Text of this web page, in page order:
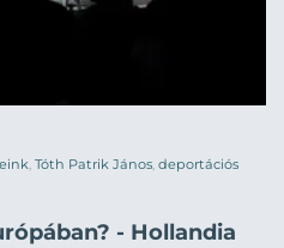
, Tóth Patrik János, deportációs
- Hollandia